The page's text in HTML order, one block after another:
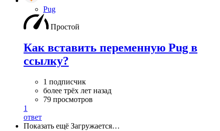
Pug
Простой
Как вставить переменную Pug в
ссылку?
1 подписчик
более трёх лет назад
79 просмотров
1
ответ
Показать ещё Загружается…